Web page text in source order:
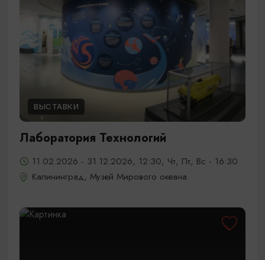
ВЫСТАВКИ
Лаборатория Технологий
11.02.2026 - 31.12.2026, 12:30, Чт, Пт, Вс - 16:30
Калининград, Музей Мирового океана